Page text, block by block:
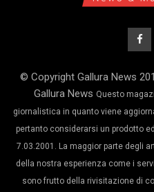
© Copyright Gallura News
Gallura News Questo
giornalistica in quanto viene
pertanto considerarsi un prodotto
7.03.2001. La maggior parte degli
della nostra esperienza come i
sono frutto della rivisitazione di